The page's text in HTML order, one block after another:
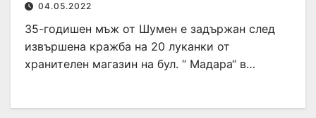
04.05.2022
35-годишен мъж от Шумен е задържан след
извършена кражба на 20 луканки от
хранителен магазин на бул. “ Мадара“ в…